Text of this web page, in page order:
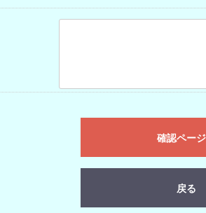
確認ペー
戻る